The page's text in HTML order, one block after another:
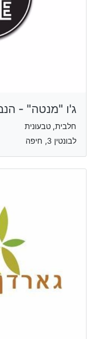
ג'ו "מנטה" -
חלבית, טבעונית
לבונטין 3, חיפה